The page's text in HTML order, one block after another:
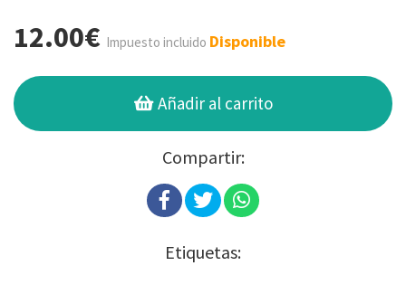
12.00€ Impuesto incluido Disponible
Añadir al carrito
Compartir:
Etiquetas: